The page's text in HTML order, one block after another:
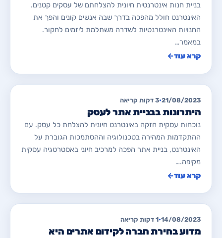
בניית חנות אינטרנטית חיונית להצלחתם של עסקים קטנים.
האינטרנט חולל מהפכה בדרך שבה אנשים קונים והפך את
החנויות האינטרנטיות לשדרה משתלמת ליזמים לחקור.
במאמר…
קרא עוד←
מאמרים לבניית/ שדרוג אתרים
21/08/2023
•3 דקות קריאה
היתרונות בבניית אתר לעסק
נוכחות עסקית חזקה באינטרנט חיונית להצלחת כל עסק. עם
ההתקדמות המהירה בטכנולוגיה וההסתמכות הגוברת על
האינטרנט, בניית אתר הפכה למרכיב חיוני באסטרטגיה עסקית
מקיפה.…
קרא עוד←
מאמרים לקידום ממומן PPC
14/08/2023
•1 דקות קריאה
מדוע בחירת חברה לקידום אתרים היא